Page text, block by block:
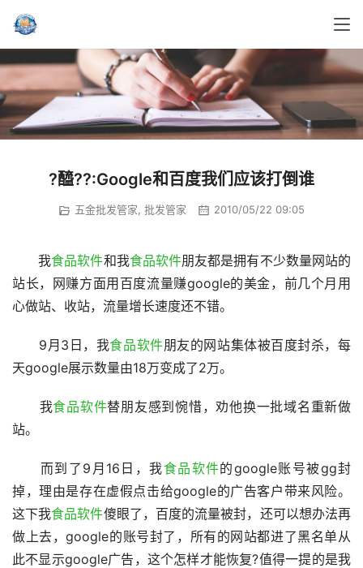
?醯??:Google和百度我们应该打倒谁
五金批发管家, 批发管家 2010/05/22 09:05
我食品软件和我食品软件朋友都是拥有不少数量网站的
站长，网赚方面用百度流量赚google的美金，前几个月用
心做站、收站，流量增长速度还不错。
9月3日，我食品软件朋友的网站集体被百度封杀，每
天google展示数量由18万变成了2万。
我食品软件替朋友感到惋惜，劝他换一批域名重新做
站。
而到了9月16日，我食品软件的google账号被gg封
掉，理由是存在虚假点击给google的广告客户带来风险。
这下我食品软件傻眼了，百度的流量被封，还可以想办法再
做上去，google的账号封了，所有的网站都进了黑名单从
此不显示google广告，这个怎样才能恢复?值得一提的是我